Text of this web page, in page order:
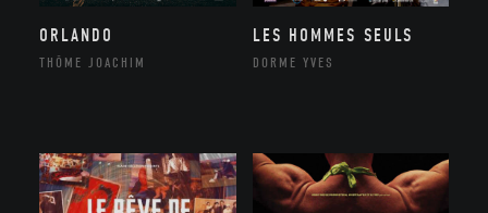
ORLANDO
THÔME JOACHIM
LES HOMMES SEULS
DORME YVES